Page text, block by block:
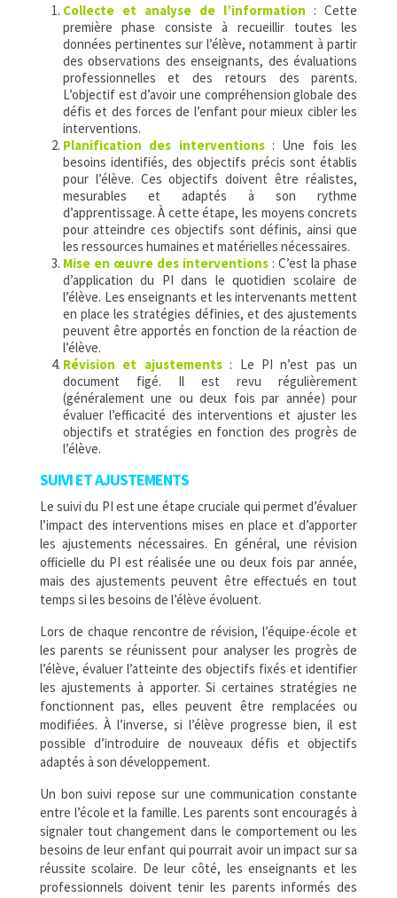
Collecte et analyse de l’information : Cette
première phase consiste à recueillir toutes les
données pertinentes sur l’élève, notamment à partir
des observations des enseignants, des évaluations
professionnelles et des retours des parents.
L’objectif est d’avoir une compréhension globale des
défis et des forces de l’enfant pour mieux cibler les
interventions.
Planification des interventions: Une fois les
besoins identifiés, des objectifs précis sont établis
pour l’élève. Ces objectifs doivent être réalistes,
mesurables et adaptés à son rythme
d’apprentissage. À cette étape, les moyens concrets
pour atteindre ces objectifs sont définis, ainsi que
les ressources humaines et matérielles nécessaires.
Mise en œuvre des interventions : C’est la phase
d’application du PI dans le quotidien scolaire de
l’élève. Les enseignants et les intervenants mettent
en place les stratégies définies, et des ajustements
peuvent être apportés en fonction de la réaction de
l’élève.
Révision et ajustements: Le PI n’est pas un
document figé. Il est revu régulièrement
(généralement une ou deux fois par année) pour
évaluer l’efficacité des interventions et ajuster les
objectifs et stratégies en fonction des progrès de
l’élève.
SUIVI ET AJUSTEMENTS
Le suivi du PI est une étape cruciale qui permet d’évaluer
l’impact des interventions mises en place et d’apporter
les ajustements nécessaires. En général, une révision
officielle du PI est réalisée une ou deux fois par année,
mais des ajustements peuvent être effectués en tout
temps si les besoins de l’élève évoluent.
Lors de chaque rencontre de révision, l’équipe-école et
les parents se réunissent pour analyser les progrès de
l’élève, évaluer l’atteinte des objectifs fixés et identifier
les ajustements à apporter. Si certaines stratégies ne
fonctionnent pas, elles peuvent être remplacées ou
modifiées. À l’inverse, si l’élève progresse bien, il est
possible d’introduire de nouveaux défis et objectifs
adaptés à son développement.
Un bon suivi repose sur une communication constante
entre l’école et la famille. Les parents sont encouragés à
signaler tout changement dans le comportement ou les
besoins de leur enfant qui pourrait avoir un impact sur sa
réussite scolaire. De leur côté, les enseignants et les
professionnels doivent tenir les parents informés des